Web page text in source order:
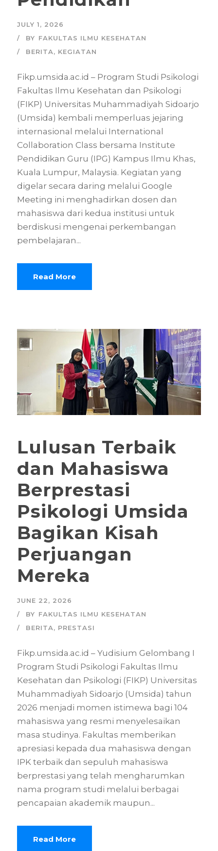
JULY 1, 2026
BY FAKULTAS ILMU KESEHATAN
BERITA, KEGIATAN
Fikp.umsida.ac.id – Program Studi Psikologi
Fakultas Ilmu Kesehatan dan Psikologi
(FIKP) Universitas Muhammadiyah Sidoarjo
(Umsida) kembali memperluas jejaring
internasional melalui International
Collaboration Class bersama Institute
Pendidikan Guru (IPG) Kampus Ilmu Khas,
Kuala Lumpur, Malaysia. Kegiatan yang
digelar secara daring melalui Google
Meeting ini menghadirkan dosen dan
mahasiswa dari kedua institusi untuk
berdiskusi mengenai perkembangan
pembelajaran...
Read More
Lulusan Terbaik
dan Mahasiswa
Berprestasi
Psikologi Umsida
Bagikan Kisah
Perjuangan
Mereka
JUNE 22, 2026
BY FAKULTAS ILMU KESEHATAN
BERITA, PRESTASI
Fikp.umsida.ac.id – Yudisium Gelombang I
Program Studi Psikologi Fakultas Ilmu
Kesehatan dan Psikologi (FIKP) Universitas
Muhammadiyah Sidoarjo (Umsida) tahun
2026 menjadi momen istimewa bagi 104
mahasiswa yang resmi menyelesaikan
masa studinya. Fakultas memberikan
apresiasi kepada dua mahasiswa dengan
IPK terbaik dan sepuluh mahasiswa
berprestasi yang telah mengharumkan
nama program studi melalui berbagai
pencapaian akademik maupun...
Read More